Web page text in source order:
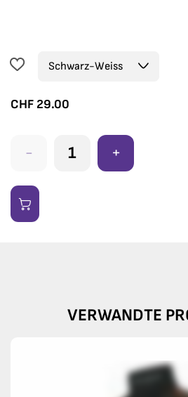
CHF 29.00
- +
VERWANDTE